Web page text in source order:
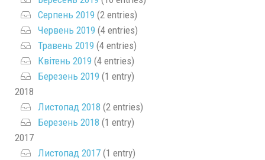
Серпень 2019 (2 entries)
Червень 2019 (4 entries)
Травень 2019 (4 entries)
Квітень 2019 (4 entries)
Березень 2019 (1 entry)
2018
Листопад 2018 (2 entries)
Березень 2018 (1 entry)
2017
Листопад 2017 (1 entry)